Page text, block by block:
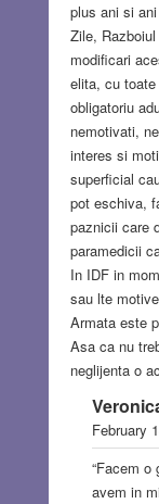
plus ani si
Zile,
modificari
elita, cu
obligatoriu
nemotivati,
interes si
superficial
pot eschiva,
paznicii care
paramedicii
In IDF in
sau lte
Armata este
Asa ca nu
neglijenta o
February
“Facem o
avem in